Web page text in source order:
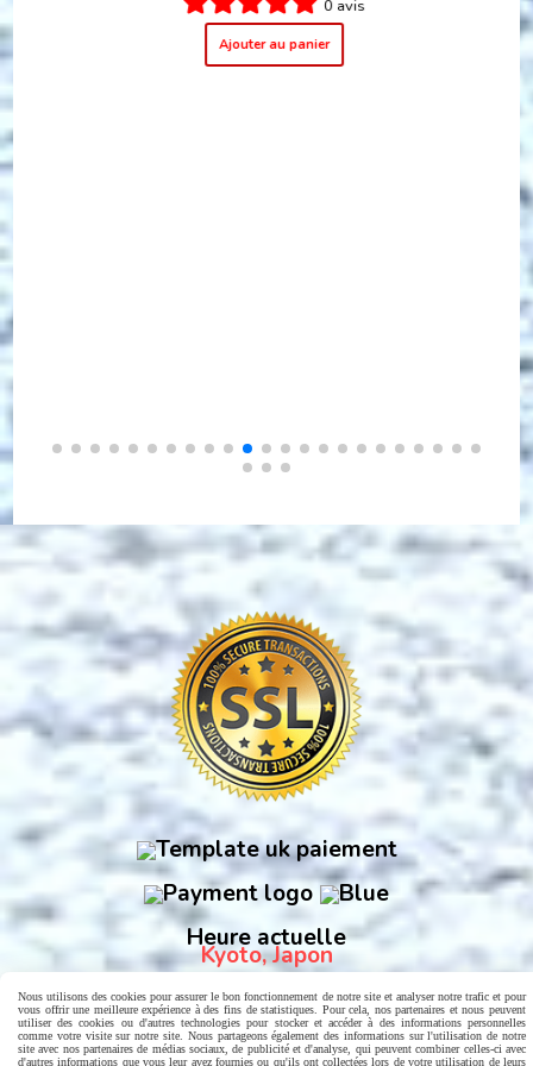
Heure actuelle
Kyoto, Japon
Nous utilisons des cookies pour assurer le bon fonctionnement de notre site et analyser notre trafic et pour
vous offrir une meilleure expérience à des fins de statistiques. Pour cela, nos partenaires et nous peuvent
utiliser des cookies ou d'autres technologies pour stocker et accéder à des informations personnelles
comme votre visite sur notre site. Nous partageons également des informations sur l'utilisation de notre
site avec nos partenaires de médias sociaux, de publicité et d'analyse, qui peuvent combiner celles-ci avec
d'autres informations que vous leur avez fournies ou qu'ils ont collectées lors de votre utilisation de leurs